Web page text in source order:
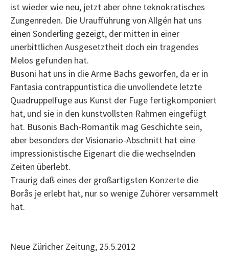
ist wieder wie neu, jetzt aber ohne teknokratisches
Zungenreden. Die Uraufführung von Allgén hat uns
einen Sonderling gezeigt, der mitten in einer
unerbittlichen Ausgesetztheit doch ein tragendes
Melos gefunden hat.
Busoni hat uns in die Arme Bachs geworfen, da er in
Fantasia contrappuntistica die unvollendete letzte
Quadruppelfuge aus Kunst der Fuge fertigkomponiert
hat, und sie in den kunstvollsten Rahmen eingefügt
hat. Busonis Bach-Romantik mag Geschichte sein,
aber besonders der Visionario-Abschnitt hat eine
impressionistische Eigenart die die wechselnden
Zeiten überlebt.
Traurig daß eines der großartigsten Konzerte die
Borås je erlebt hat, nur so wenige Zuhörer versammelt
hat.
Neue Züricher Zeitung, 25.5.2012